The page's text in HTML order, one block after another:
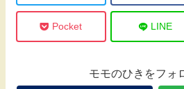
Pocket LINE
モモのひきをフォ